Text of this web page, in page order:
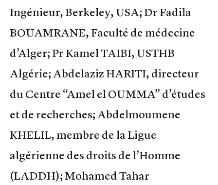
Ingénieur, Berkeley, USA; Dr Fadila
BOUAMRANE, Faculté de médecine
d’Alger; Pr Kamel TAIBI, USTHB
Algérie; Abdelaziz HARITI, directeur
du Centre “Amel el OUMMA” d’études
et de recherches; Abdelmoumene
KHELIL, membre de la Ligue
algérienne des droits de l’Homme
(LADDH); Mohamed Tahar